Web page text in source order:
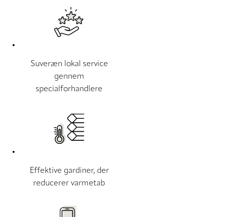
Suveræn lokal service
gennem
specialforhandlere
Effektive gardiner, der
reducerer varmetab